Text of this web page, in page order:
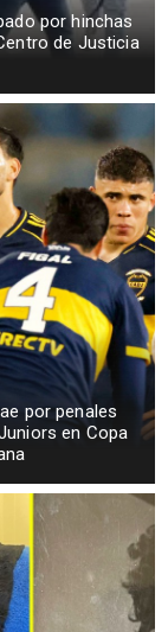
por hinchas
de Justicia
por penales
en Copa